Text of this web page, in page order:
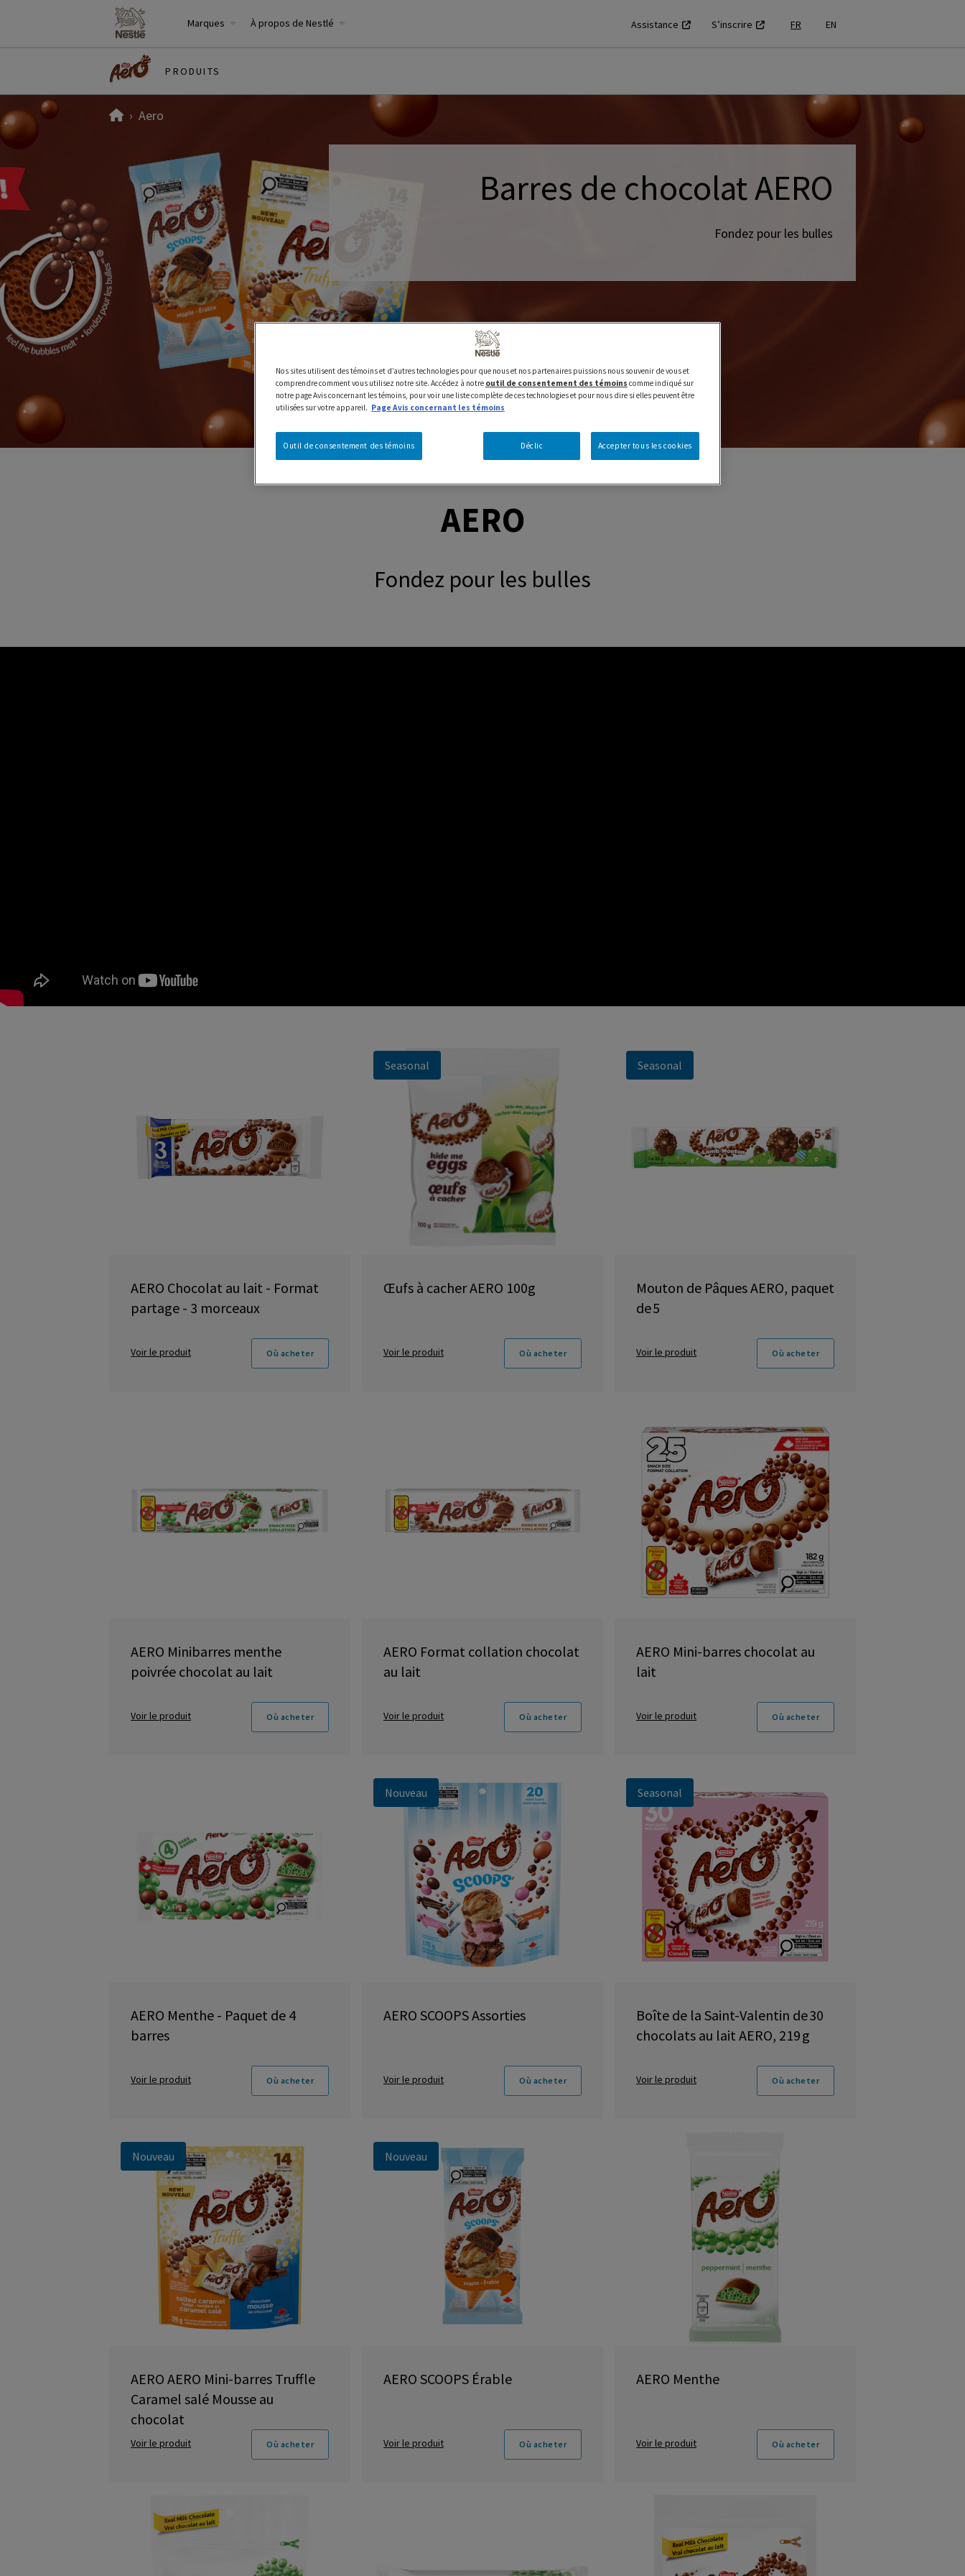
Marques À propos de Nestlé Assistance S’inscrire FR EN
PRODUITS
Home
Aero
Barres de chocolat AERO
Fondez pour les bulles
AERO
Fondez pour les bulles
AERO Chocolat au lait - Format
partage - 3 morceaux
Voir le produit Où acheter
Seasonal
Œufs à cacher AERO 100g
Voir le produit Où acheter
Seasonal
Mouton de Pâques AERO, paquet
de 5
Voir le produit Où acheter
AERO Minibarres menthe
poivrée chocolat au lait
Voir le produit Où acheter
AERO Format collation chocolat
au lait
Voir le produit Où acheter
AERO Mini-barres chocolat au
lait
Voir le produit Où acheter
AERO Menthe - Paquet de 4
barres
Voir le produit Où acheter
Nouveau
AERO SCOOPS Assorties
Voir le produit Où acheter
Seasonal
Boîte de la Saint-Valentin de 30
chocolats au lait AERO, 219 g
Voir le produit Où acheter
Nouveau
AERO AERO Mini-barres Truffle
Caramel salé Mousse au
chocolat
Voir le produit Où acheter
Nouveau
AERO SCOOPS Érable
Voir le produit Où acheter
AERO Menthe
Voir le produit Où acheter
Nos sites utilisent des témoins et d’autres technologies pour que nous et nos partenaires puissions nous souvenir de vous et
comprendre comment vous utilisez notre site. Accédez à notre outil de consentement des témoins comme indiqué sur
notre page Avis concernant les témoins, pour voir une liste complète de ces technologies et pour nous dire si elles peuvent être
utilisées sur votre appareil. Page Avis concernant les témoins
Déclic Accepter tous les cookies
Outil de consentement des témoins